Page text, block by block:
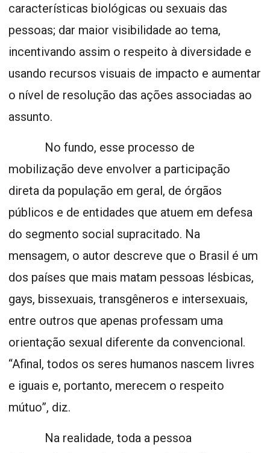
características biológicas ou sexuais das
pessoas; dar maior visibilidade ao tema,
incentivando assim o respeito à diversidade e
usando recursos visuais de impacto e aumentar
o nível de resolução das ações associadas ao
assunto.
No fundo, esse processo de
mobilização deve envolver a participação
direta da população em geral, de órgãos
públicos e de entidades que atuem em defesa
do segmento social supracitado. Na
mensagem, o autor descreve que o Brasil é um
dos países que mais matam pessoas lésbicas,
gays, bissexuais, transgêneros e intersexuais,
entre outros que apenas professam uma
orientação sexual diferente da convencional.
“Afinal, todos os seres humanos nascem livres
e iguais e, portanto, merecem o respeito
mútuo”, diz.
Na realidade, toda a pessoa